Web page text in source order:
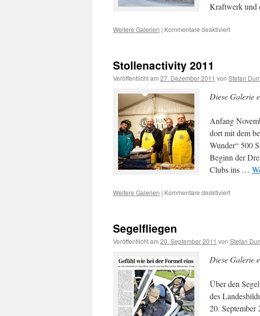
Kraftwerk und
Weitere Galerien | Kommentare deaktiviertfür
enercity
Stollenactivity 2011
Veröffentlicht am 27. Dezember 2011 von Stefan
Diese Galerie
Anfang
dort mit dem
Wunder“ 500
Beginn der
Clubs ins …
Weitere Galerien | Kommentare deaktiviertfür
Segelfliegen
Veröffentlicht am 20. September 2011 von Stefan
Diese Galerie
Über den
des
20.